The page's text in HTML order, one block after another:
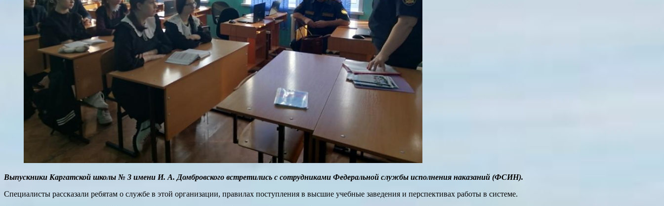
Выпускники Каргатской школы № 3 имени И. А. Домбровского встретились с сотрудниками Федеральной службы исполнения наказаний (ФСИН).
Специалисты рассказали ребятам о службе в этой организации, правилах поступления в высшие учебные заведения и перспективах работы в системе.